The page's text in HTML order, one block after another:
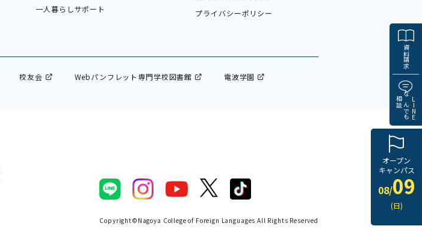
資料請求
LINE
なんでも
相談
オープン
キャンパス
08/09
(日)
一人暮らしサポート
プライバシーポリシー
校友会 Webパンフレット専門学校図書館 電波学園
Copyright©Nagoya College of Foreign Languages All Rights Reserved